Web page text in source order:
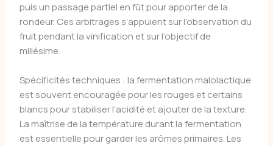
puis un passage partiel en fût pour apporter de la
rondeur. Ces arbitrages s’appuient sur l’observation du
fruit pendant la vinification et sur l’objectif de
millésime.
Spécificités techniques : la fermentation malolactique
est souvent encouragée pour les rouges et certains
blancs pour stabiliser l’acidité et ajouter de la texture.
La maîtrise de la température durant la fermentation
est essentielle pour garder les arômes primaires. Les